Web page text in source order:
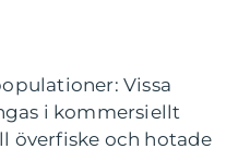
Vissa
i kommersiellt
överfiske och hotade